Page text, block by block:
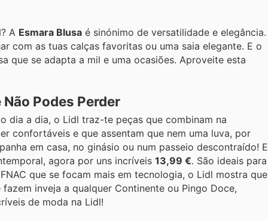
A Esmara Blusa é sinónimo de versatilidade e elegância.
com as tuas calças favoritas ou uma saia elegante. E o
que se adapta a mil e uma ocasiões. Aproveite esta
Podes Perder
dia a dia, o Lidl traz-te peças que combinam na
confortáveis e que assentam que nem uma luva, por
em casa, no ginásio ou num passeio descontraído! E
agora por uns incríveis 13,99 €. São ideais para
que se focam mais em tecnologia, o Lidl mostra que
inveja a qualquer Continente ou Pingo Doce,
de moda na Lidl!